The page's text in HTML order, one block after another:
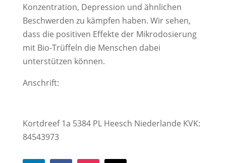
Konzentration, Depression und ähnlichen
Beschwerden zu kämpfen haben. Wir sehen,
dass die positiven Effekte der Mikrodosierung
mit Bio-Trüffeln die Menschen dabei
unterstützen können.
Anschrift:
Kortdreef 1a 5384 PL Heesch Niederlande KVK:
84543973